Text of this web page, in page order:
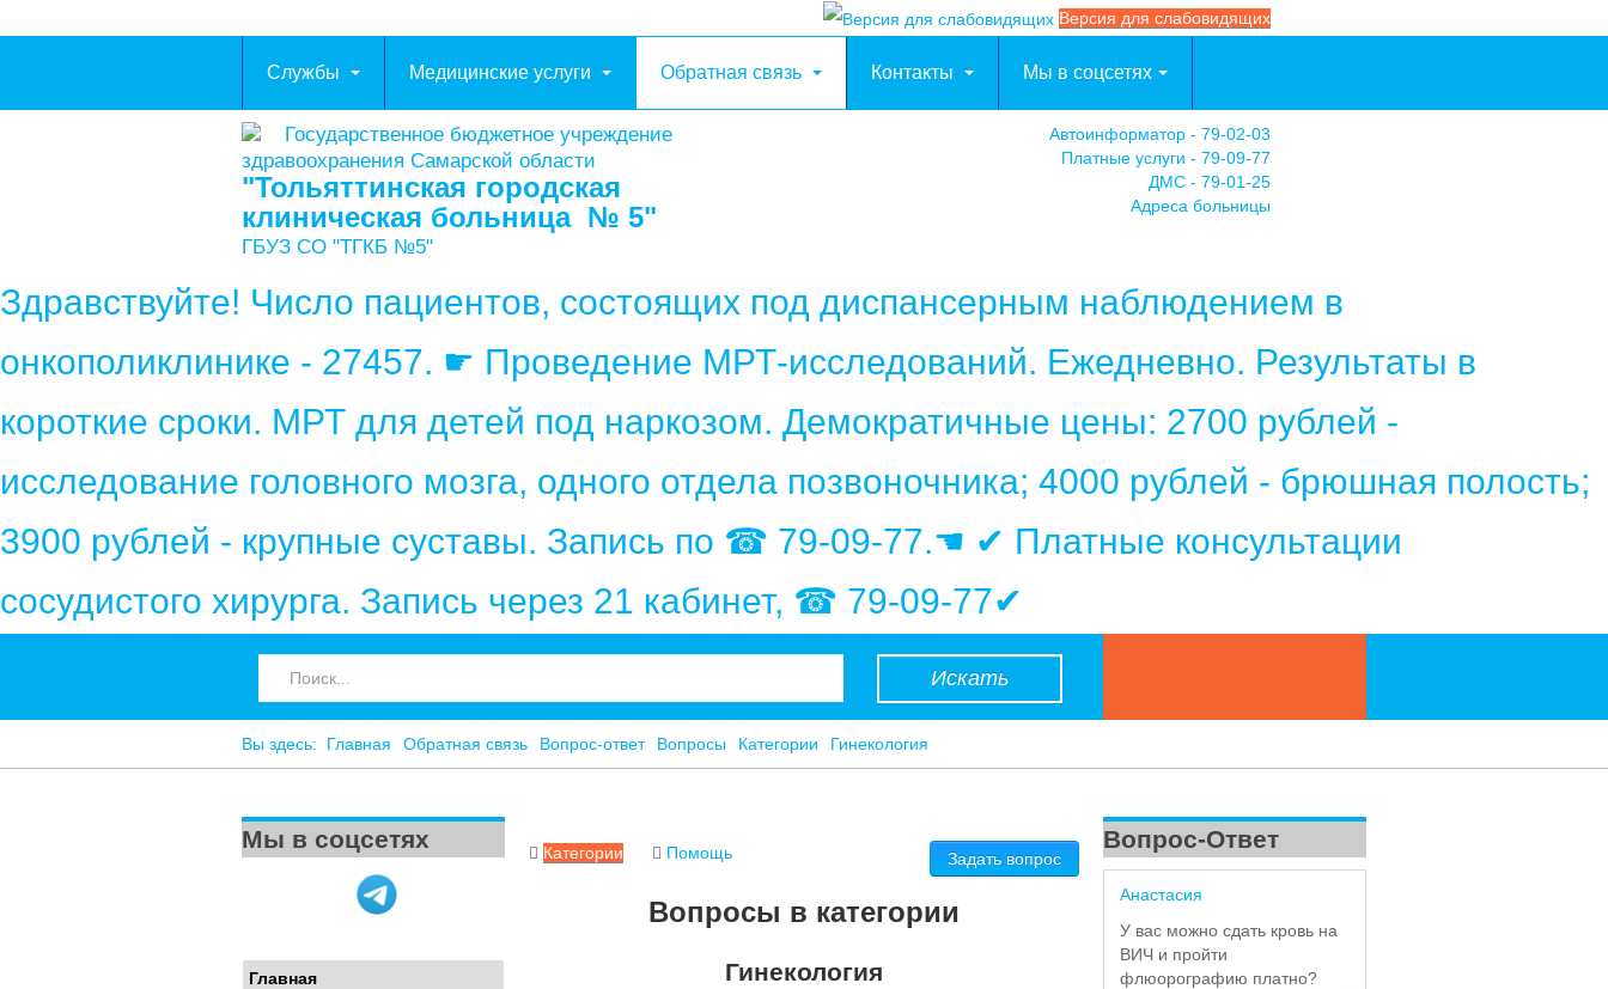
Версия для слабовидящих
Службы Медицинские услуги Обратная связь Контакты Мы в соцсетях
Государственное бюджетное учреждение
здравоохранения Самарской области
"Тольяттинская городская
клиническая больница № 5"
ГБУЗ СО "ТГКБ №5"
Автоинформатор - 79-02-03
Платные услуги - 79-09-77
ДМС - 79-01-25
Адреса больницы
Здравствуйте! Число пациентов, состоящих под диспансерным наблюдением в
онкополиклинике - 27457. ☛ Проведение МРТ-исследований. Ежедневно. Результаты в
короткие сроки. МРТ для детей под наркозом. Демократичные цены: 2700 рублей -
исследование головного мозга, одного отдела позвоночника; 4000 рублей - брюшная полость;
3900 рублей - крупные суставы. Запись по ☎ 79-09-77.☚ ✔ Платные консультации
сосудистого хирурга. Запись через 21 кабинет, ☎ 79-09-77✔
Искать
Вы здесь: Главная Обратная связь Вопрос-ответ Вопросы Категории Гинекология
Категории Помощь Задать вопрос
Вопросы в категории
Гинекология
Мы в соцсетях
Главная
Вопрос-Ответ
Анастасия
У вас можно сдать кровь на
ВИЧ и пройти
флюорографию платно?